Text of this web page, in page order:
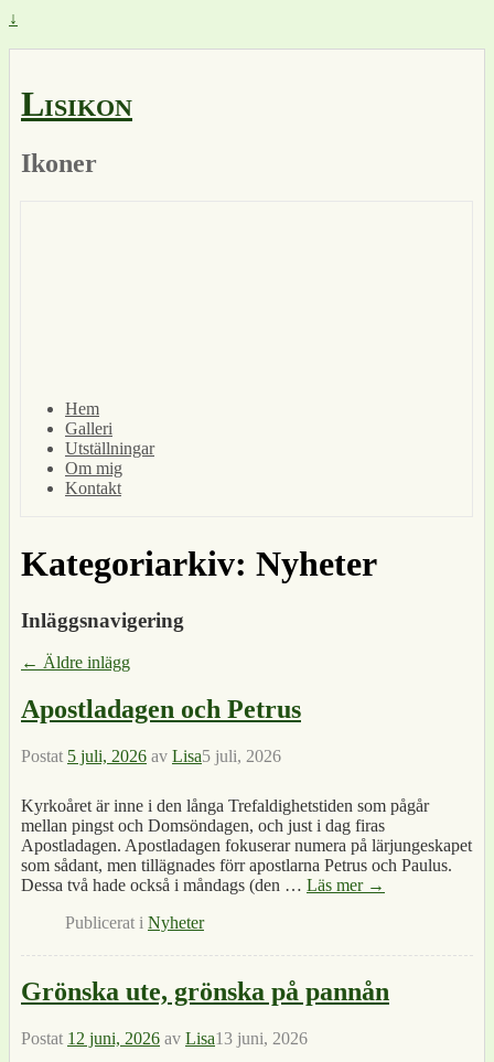
↓
Lisikon
Ikoner
Hem
Galleri
Utställningar
Om mig
Kontakt
Kategoriarkiv: Nyheter
Inläggsnavigering
← Äldre inlägg
Apostladagen och Petrus
Postat 5 juli, 2026 av Lisa5 juli, 2026
Kyrkoåret är inne i den långa Trefaldighetstiden som pågår
mellan pingst och Domsöndagen, och just i dag firas
Apostladagen. Apostladagen fokuserar numera på lärjungeskapet
som sådant, men tillägnades förr apostlarna Petrus och Paulus.
Dessa två hade också i måndags (den … Läs mer →
Publicerat i Nyheter
Grönska ute, grönska på pannån
Postat 12 juni, 2026 av Lisa13 juni, 2026